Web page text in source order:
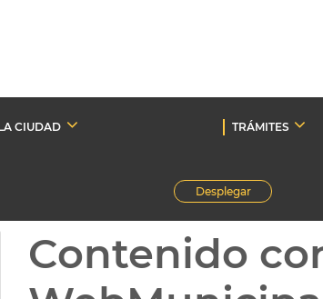
CIUDAD TRÁMITES
Desplegar
Contenido